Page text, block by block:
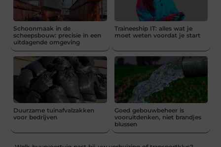
Schoonmaak in de
scheepsbouw: precisie in een
uitdagende omgeving
Traineeship IT: alles wat je
moet weten voordat je start
Duurzame tuinafvalzakken
voor bedrijven
Goed gebouwbeheer is
vooruitdenken, niet brandjes
blussen